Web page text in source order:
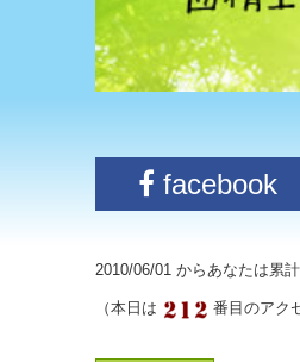
facebook
2010/06/01 からあなたは累計
（本日は 番目のアク